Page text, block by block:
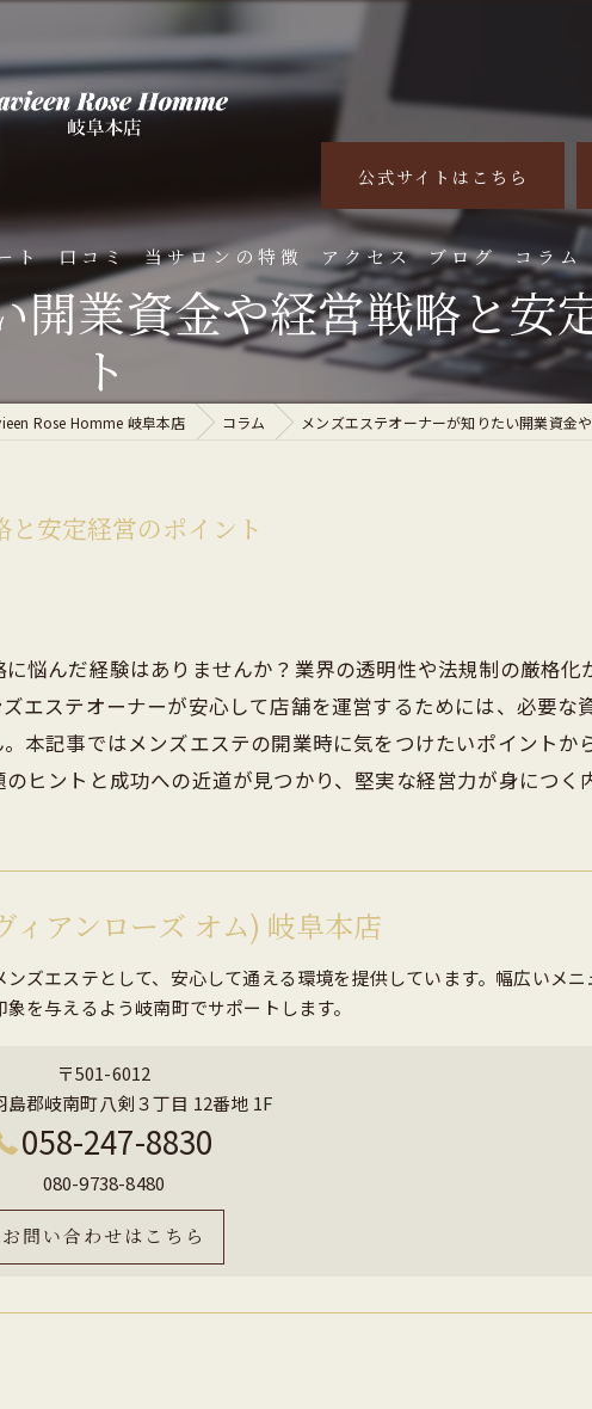
公式サイトはこちら
ト 口コミ 当サロンの特徴
脱毛
オイルマッサージ
アクセス ブログ コラム
開業資金や経営戦略と安
ト
Rose Homme 岐阜本店 コラム メンズエステオーナーが知りたい開業資金
安定経営のポイント
悩んだ経験はありませんか？業界の透明性や法規制の厳格化
エステオーナーが安心して店舗を運営するためには、必要な
本記事ではメンズエステの開業時に気をつけたいポイントか
ヒントと成功への近道が見つかり、堅実な経営力が身につく
アンローズ オム) 岐阜本店
ズエステとして、安心して通える環境を提供しています。幅広いメ
を与えるよう岐南町でサポートします。
〒501-6012
島郡岐南町八剣３丁目 12番地 1F
058-247-8830
080-9738-8480
お問い合わせはこちら